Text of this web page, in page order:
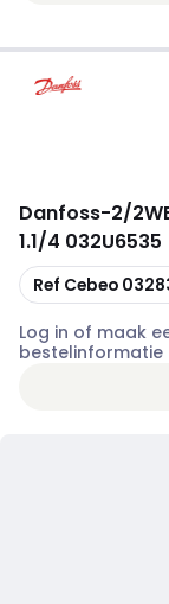
Danfoss-2/
1.1/4 032U6535
Kopiëren
Ref Cebeo
Log in of maak
bestelinformatie